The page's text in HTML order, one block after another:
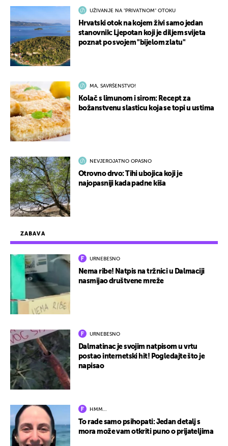
ZABAVA
URNEBESNO
Nema ribe! Natpis na tržnici u Dalmaciji
nasmijao društvene mreže
URNEBESNO
Dalmatinac je svojim natpisom u vrtu
postao internetski hit! Pogledajte što je
napisao
HMM…
To rade samo psihopati: Jedan detalj s
mora može vam otkriti puno o prijateljima
UŽIVANJE NA "PRIVATNOM" OTOKU
Hrvatski otok na kojem živi samo jedan
stanovnik: Ljepotan koji je diljem svijeta
poznat po svojem "bijelom zlatu"
MA, SAVRŠENSTVO!
Kolač s limunom i sirom: Recept za
božanstvenu slasticu koja se topi u ustima
NEVJEROJATNO OPASNO
Otrovno drvo: Tihi ubojica koji je
najopasniji kada padne kiša